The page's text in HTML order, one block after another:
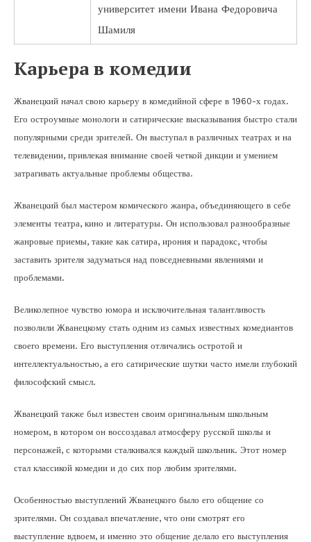
университет имени Ивана Федоровича
Шамиля
Карьера в комедии
Жванецкий начал свою карьеру в комедийной сфере в 1960-х годах.
Его остроумные монологи и сатирические высказывания быстро стали
популярными среди зрителей. Он выступал в различных театрах и на
телевидении, привлекая внимание своей четкой дикции и умением
затрагивать актуальные проблемы общества.
Жванецкий был мастером комического жанра, объединяющего в себе
элементы театра, кино и литературы. Он использовал разнообразные
жанровые приемы, такие как сатира, ирония и парадокс, чтобы
заставить зрителя задуматься над повседневными явлениями и
проблемами.
Великолепное чувство юмора и исключительная талантливость
позволили Жванецкому стать одним из самых известных комедиантов
своего времени. Его выступления отличались остротой и
интеллектуальностью, а его сатирические шутки часто имели глубокий
философский смысл.
Жванецкий также был известен своим оригинальным школьным
номером, в котором он воссоздавал атмосферу русской школы и
персонажей, с которыми сталкивался каждый школьник. Этот номер
стал классикой комедии и до сих пор любим зрителями.
Особенностью выступлений Жванецкого было его общение со
зрителями. Он создавал впечатление, что они смотрят его
выступление вдвоем, и именно это общение делало его выступления